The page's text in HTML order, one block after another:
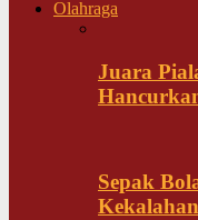
Olahraga
Juara
Sepak